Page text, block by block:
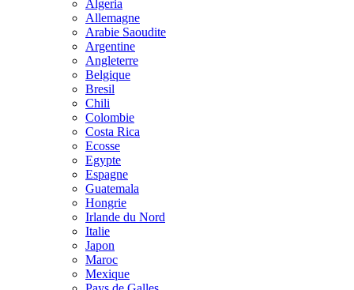
Algeria
Allemagne
Arabie Saoudite
Argentine
Angleterre
Belgique
Bresil
Chili
Colombie
Costa Rica
Ecosse
Egypte
Espagne
Guatemala
Hongrie
Irlande du Nord
Italie
Japon
Maroc
Mexique